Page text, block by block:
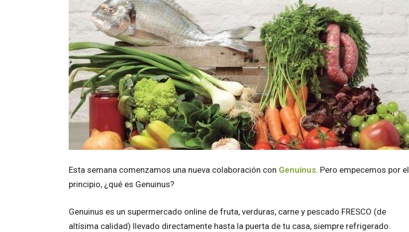
Esta semana comenzamos una nueva colaboración con Genuinus. Pero empecemos por el
principio, ¿qué es Genuinus?
Genuinus es un supermercado online de fruta, verduras, carne y pescado FRESCO (de
altísima calidad) llevado directamente hasta la puerta de tu casa, siempre refrigerado.